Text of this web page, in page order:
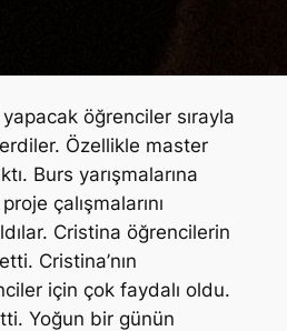
öğrenciler sırayla
Özellikle master
Burs yarışmalarına
çalışmalarını
Cristina öğrencilerin
Cristina’nın
için çok faydalı oldu.
Yoğun bir günün